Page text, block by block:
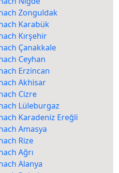
Zonguldak
Karabük
Kırşehir
Çanakkale
Ceyhan
Erzincan
Akhisar
Cizre
Lüleburgaz
Karadeniz Ereğli
Amasya
Rize
Ağrı
Alanya